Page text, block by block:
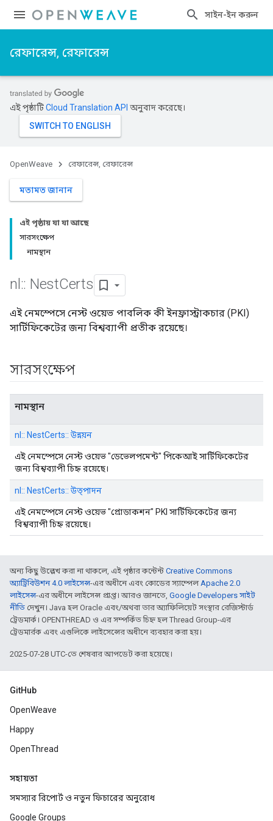
সাইন-ইন করুন
রেফারেন্স, রেফারেন্স
এই পৃষ্ঠাটিCloud Translation API অনুবাদ করেছে।
OpenWeave রেফারেন্স, রেফারেন্স
মতামত জানান
এই পৃষ্ঠায় যা যা আছে
সারসংক্ষেপ
নামস্থান
nl :: NestCerts
এই নেমস্পেসে নেস্ট ওয়েভ পাবলিক কী ইনফ্রাস্ট্রাকচার (PKI)
সার্টিফিকেটের জন্য বিশ্বব্যাপী প্রতীক রয়েছে।
সারসংক্ষেপ
নামস্থান
nl:: NestCerts:: উন্নয়ন
এই নেমস্পেসে নেস্ট ওয়েভ "ডেভেলপমেন্ট" পিকেআই সার্টিফিকেটের
জন্য বিশ্বব্যাপী চিহ্ন রয়েছে।
nl:: NestCerts:: উত্পাদন
এই নেমস্পেসে নেস্ট ওয়েভ "প্রোডাকশন" PKI সার্টিফিকেটের জন্য
বিশ্বব্যাপী চিহ্ন রয়েছে।
অন্য কিছু উল্লেখ করা না থাকলে, এই পৃষ্ঠার কন্টেন্ট Creative Commons
অ্যাট্রিবিউশন 4.0 লাইসেন্স-এর অধীনে এবং কোডের স্যাম্পেলApache 2.0
লাইসেন্স-এর অধীনে লাইসেন্স প্রাপ্ত। আরও জানতে, Google Developers সাইট
নীতি দেখুন। Java হল Oracle এবং/অথবা তার অ্যাফিলিয়েট সংস্থার রেজিস্টার্ড
ট্রেডমার্ক। OPENTHREAD ও এর সম্পর্কিত চিহ্ন হল Thread Group-এর
ট্রেডমার্রক এবং এগুলিকে লাইসেন্সের অধীনে ব্যবহার করা হয়।
2025-07-28 UTC-তে শেষবার আপডেট করা হয়েছে।
GitHub
OpenWeave
Happy
OpenThread
সহায়তা
সমস্যার রিপোর্ট ও নতুন ফিচারের অনুরোধ
Google Groups